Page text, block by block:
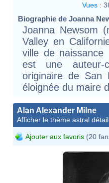
Vues :
Biographie de Joanna
Joanna Newsom
Valley en
ville de
est une auteur-
originaire de San
éloignée du maire
Alan Alexander Milne
Afficher le thème astral
Ajouter aux favoris (20